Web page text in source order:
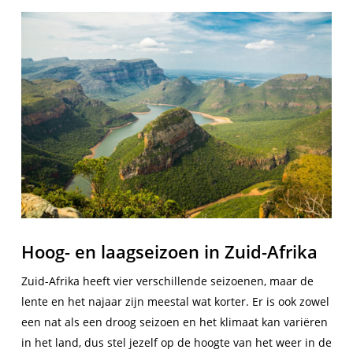
Hoog- en laagseizoen in Zuid-Afrika
Zuid-Afrika heeft vier verschillende seizoenen, maar de
lente en het najaar zijn meestal wat korter. Er is ook zowel
een nat als een droog seizoen en het klimaat kan variëren
in het land, dus stel jezelf op de hoogte van het weer in de